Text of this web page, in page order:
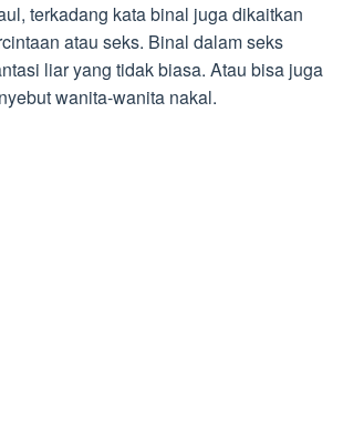
terkadang kata binal juga dikaitkan
atau seks. Binal dalam seks
liar yang tidak biasa. Atau bisa juga
wanita-wanita nakal.